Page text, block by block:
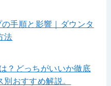
手順と影響｜ダウンタ
法
？どっちがいいか徹底
おすすめ解説。